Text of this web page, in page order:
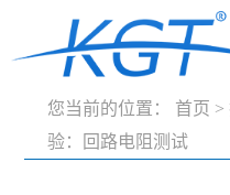
您当前的位置： 首页 >
验：回路电阻测试